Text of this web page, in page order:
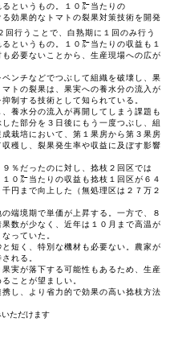
というもの。１０㌃当たりの
効果的なトマトの裂果対策技術を開発
回行うことで、白熟期に１回のみ行う
というもの。１０㌃当たりの収益も１
必要ないことから、生産現場への広が
ンチなどでつぶして組織を破壊し、果
トの裂果は、果実への養水分の流入が
制する技術として知られている。
養水分の流入が再開してしまう課題も
た部分を３日後にもう一度つぶし、組
栽培において、第１果房から第３果房
穫し、裂果発生率や収益に及ぼす影響
％だったのに対し、捻枝２回区では
０㌃当たりの収益も捻枝１回区が６４
円まで向上した（無処理区は２７万２
端境期で単価が上昇する。一方で、８
数が少なく、近年は１０月まで高温が
っていた。
短く、特別な機材も必要ない。農家が
れる。
実が落下する可能性もあるため、生産
ことが望ましい。
し、より省力的で効果の高い捻枝方法
ただけます